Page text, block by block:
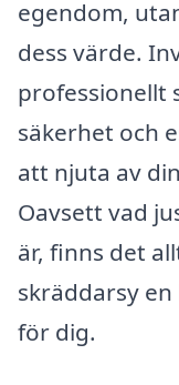
egendom,
dess värde.
professionellt
säkerhet och
att njuta av
Oavsett vad
är, finns det
skräddarsy
för dig.